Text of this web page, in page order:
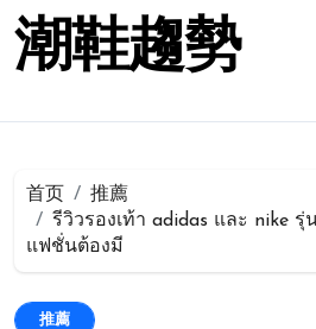
潮鞋趨勢
首页
推薦
รีวิวรองเท้า adidas และ nike
แฟชั่นต้องมี
推薦